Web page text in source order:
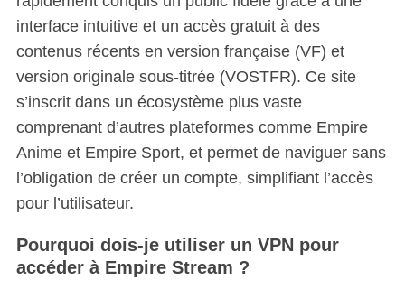
interface intuitive et un accès gratuit à des
contenus récents en version française (VF) et
version originale sous-titrée (VOSTFR). Ce site
s’inscrit dans un écosystème plus vaste
comprenant d’autres plateformes comme Empire
Anime et Empire Sport, et permet de naviguer sans
l’obligation de créer un compte, simplifiant l’accès
pour l’utilisateur.
Pourquoi dois-je utiliser un VPN pour
accéder à Empire Stream ?